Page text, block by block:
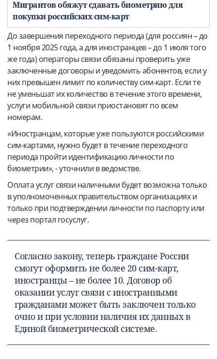
Мигрантов обяжут сдавать биометрию для
покупки российских сим-карт
До завершения переходного периода (для россиян – до
1 ноября 2025 года, а для иностранцев – до 1 июля того
же года) операторы связи обязаны проверить уже
заключенные договоры и уведомить абонентов, если у
них превышен лимит по количеству сим-карт. Если те
не уменьшат их количество в течение этого времени,
услуги мобильной связи приостановят по всем
номерам.
«Иностранцам, которые уже пользуются российскими
сим-картами, нужно будет в течение переходного
периода пройти идентификацию личности по
биометрии», - уточнили в ведомстве.
Оплата услуг связи наличными будет возможна только
в уполномоченных правительством организациях и
только при подтверждении личности по паспорту или
через портал госуслуг.
Согласно закону, теперь граждане России
смогут оформить не более 20 сим-карт,
иностранцы – не более 10. Договор об
оказании услуг связи с иностранными
гражданами может быть заключен только
очно и при условии наличия их данных в
Единой биометрической системе.